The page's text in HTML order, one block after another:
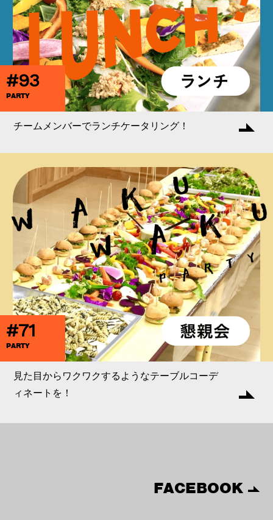
#93
PARTY
チームメンバーでランチケータリング！
#71
PARTY
見た目からワクワクするようなテーブルコーデ
ィネートを！
FACEBOOK